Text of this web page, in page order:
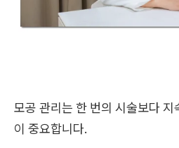
모공 관리는 한 번의 시술보다 지
이 중요합니다.